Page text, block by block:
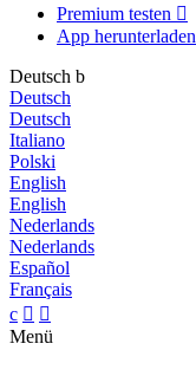
Premium testen 
App herunterladen
Deutsch b
Deutsch
Deutsch
Italiano
Polski
English
English
Nederlands
Nederlands
Español
Français
c  
Menü